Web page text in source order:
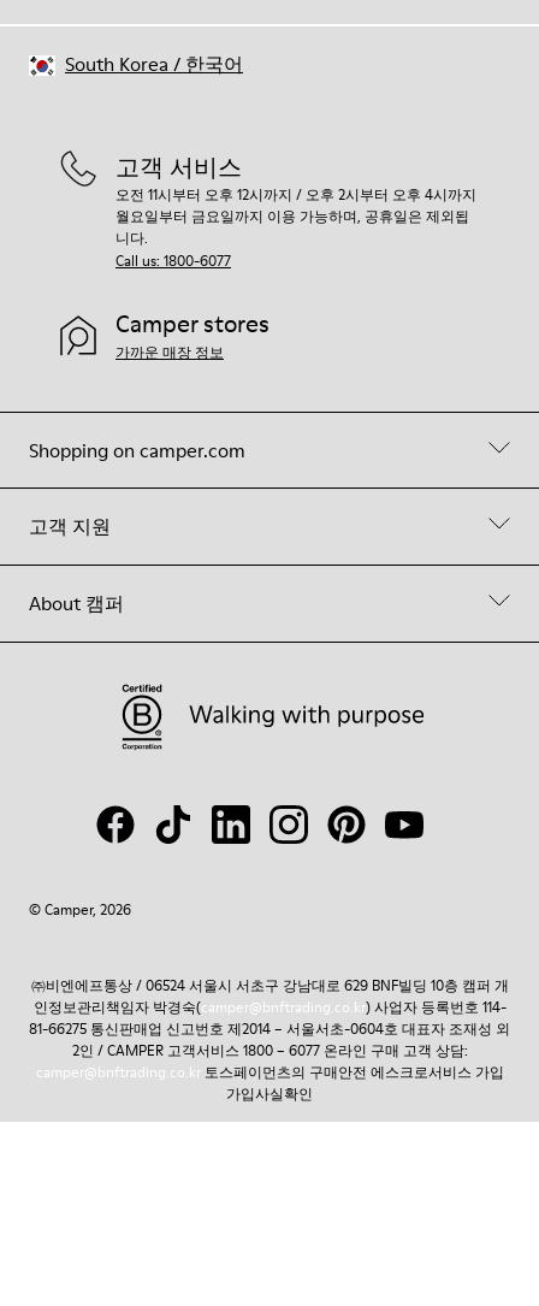
Shopping on camper.com
고객 지원
About 캠퍼
고객 서비스
오전 11시부터 오후 12시까지 / 오후 2시부터 오후 4시까지
월요일부터 금요일까지 이용 가능하며, 공휴일은 제외됩
니다.
Call us: 1800-6077
Camper stores
가까운 매장 정보
© Camper, 2026
South Korea / 한국어
㈜비엔에프통상 / 06524 서울시 서초구 강남대로 629 BNF빌딩 10층 캠퍼 개
인정보관리책임자 박경숙(camper@bnftrading.co.kr) 사업자 등록번호 114-
81-66275 통신판매업 신고번호 제2014 – 서울서초-0604호 대표자 조재성 외
2인 / CAMPER 고객서비스 1800 – 6077 온라인 구매 고객 상담:
camper@bnftrading.co.kr토스페이먼츠의 구매안전 에스크로서비스 가입
가입사실확인